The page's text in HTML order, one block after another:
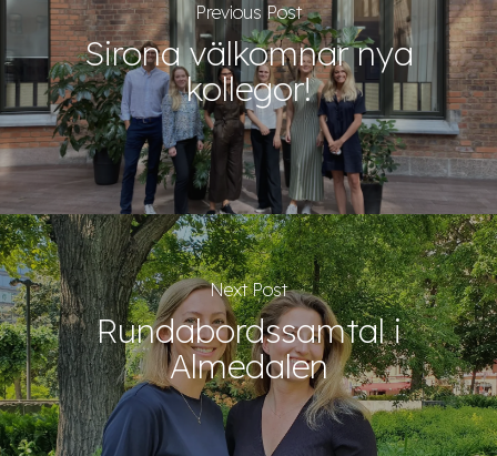
Previous Post
Sirona välkomnar nya
kollegor!
Next Post
Rundabordssamtal i
Almedalen